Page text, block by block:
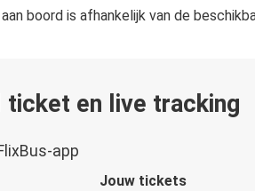
boord is afhankelijk van de
ticket en live tracking
app
Jouw tickets